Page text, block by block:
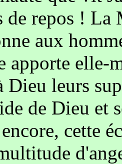
de repos ! La
aux
apporte elle-
leurs
de Dieu et
cette